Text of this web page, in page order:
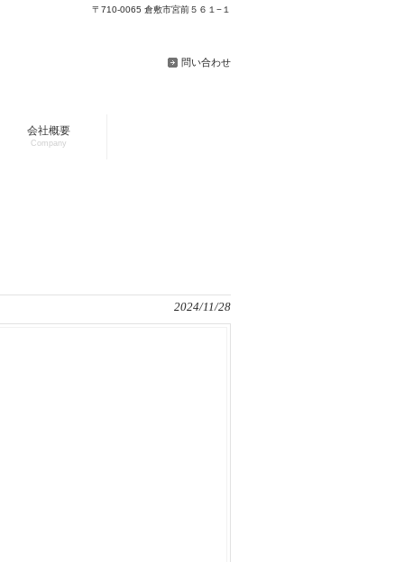
〒710-0065 倉敷市宮前５６１−１
問い合わせ
会社概要
Company
2024/11/28